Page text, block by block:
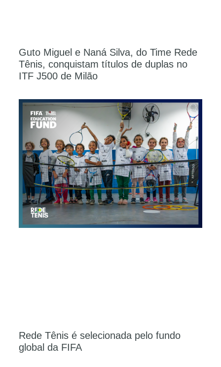
Guto Miguel e Naná Silva, do Time Rede
Tênis, conquistam títulos de duplas no
ITF J500 de Milão
Rede Tênis é selecionada pelo fundo
global da FIFA